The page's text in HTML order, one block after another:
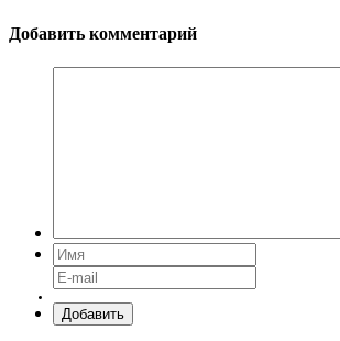
Добавить комментарий
Добавить